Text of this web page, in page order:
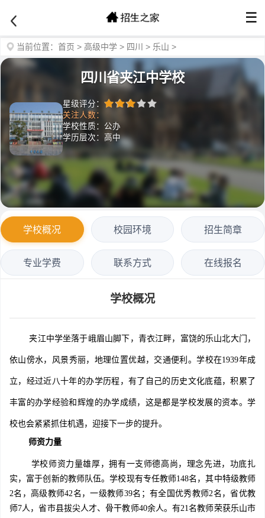
☰
当前位置： 首页 > 高级中学 > 四川 > 乐山 >
四川省夹江中学校
星级评分：
关注人数：
学校性质：公办
学历层次：高中
学校概况 校园环境 招生简章
专业学费 联系方式 在线报名
学校概况
夹江中学坐落于峨眉山脚下，青衣江畔，富饶的乐山北大门，
依山傍水，风景秀丽，地理位置优越，交通便利。学校在1939年成
立，经过近八十年的办学历程，有了自己的历史文化底蕴，积累了
丰富的办学经验和辉煌的办学成绩，这是都是学校发展的资本。学
校也会紧紧抓住机遇，迎接下一步的提升。
师资力量
学校师资力量雄厚，拥有一支师德高尚，理念先进，功底扎
实，富于创新的教师队伍。学校现有专任教师148名，其中特级教师
2名，高级教师42名，一级教师39名；有全国优秀教师2名，省优教
师7人，省市县拔尖人才、骨干教师40余人。有21名教师荣获乐山市